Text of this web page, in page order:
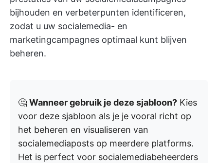
bijhouden en verbeterpunten identificeren,
zodat u uw socialemedia- en
marketingcampagnes optimaal kunt blijven
beheren.
🤔 Wanneer gebruik je deze sjabloon? Kies
voor deze sjabloon als je je vooral richt op
het beheren en visualiseren van
socialemediaposts op meerdere platforms.
Het is perfect voor socialemediabeheerders